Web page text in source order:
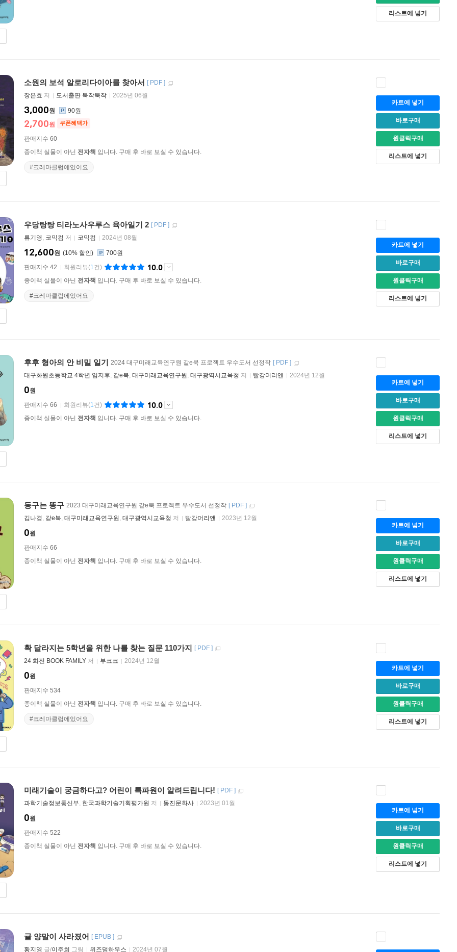
리스트에 넣기
소원의 보석 알로리다이아를 찾아서 [ PDF ]
장은효 저 도서출판 북작북작 2025년 06월
3,000원
2,700원 쿠폰혜택가
90원
판매지수 60
종이책 실물이 아닌 전자책 입니다. 구매 후 바로 보실 수 있습니다.
#크레마클럽에있어요
카트에 넣기
바로구매
원클릭구매
리스트에 넣기
우당탕탕 티라노사우루스 육아일기 2 [ PDF ]
류기영, 코믹컴 저 코믹컴 2024년 08월
10%
12,600원
700원
판매지수 42
회원리뷰(1건) 10.0
종이책 실물이 아닌 전자책 입니다. 구매 후 바로 보실 수 있습니다.
#크레마클럽에있어요
카트에 넣기
바로구매
원클릭구매
리스트에 넣기
후후 형아의 안 비밀 일기 2024 대구미래교육연구원 같e북 프로젝트 우수도서 선정작 [ PDF ]
대구화원초등학교 4학년 임지후, 같e북, 대구미래교육연구원 , 대구광역시교육청 저 빨강머리앤 2024년 12월
0원
판매지수 66
회원리뷰(1건) 10.0
종이책 실물이 아닌 전자책 입니다. 구매 후 바로 보실 수 있습니다.
카트에 넣기
바로구매
원클릭구매
리스트에 넣기
동구는 똥구 2023 대구미래교육연구원 같e북 프로젝트 우수도서 선정작 [ PDF ]
김나경, 같e북, 대구미래교육연구원 , 대구광역시교육청 저 빨강머리앤 2023년 12월
0원
판매지수 66
종이책 실물이 아닌 전자책 입니다. 구매 후 바로 보실 수 있습니다.
카트에 넣기
바로구매
원클릭구매
리스트에 넣기
확 달라지는 5학년을 위한 나를 찾는 질문 110가지 [ PDF ]
24 화전 BOOK FAMILY 저 부크크 2024년 12월
0원
판매지수 534
종이책 실물이 아닌 전자책 입니다. 구매 후 바로 보실 수 있습니다.
#크레마클럽에있어요
카트에 넣기
바로구매
원클릭구매
리스트에 넣기
미래기술이 궁금하다고? 어린이 특파원이 알려드립니다! [ PDF ]
과학기술정보통신부, 한국과학기술기획평가원 저 동진문화사 2023년 01월
0원
판매지수 522
종이책 실물이 아닌 전자책 입니다. 구매 후 바로 보실 수 있습니다.
카트에 넣기
바로구매
원클릭구매
리스트에 넣기
귤 양말이 사라졌어 [ EPUB ]
황지영 글/이주희 그림 위즈덤하우스 2024년 07월